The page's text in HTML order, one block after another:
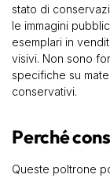
stato di
le immagini
esemplari in
visivi. Non sono
specifiche su
conservativi.
Perché
Queste poltrone